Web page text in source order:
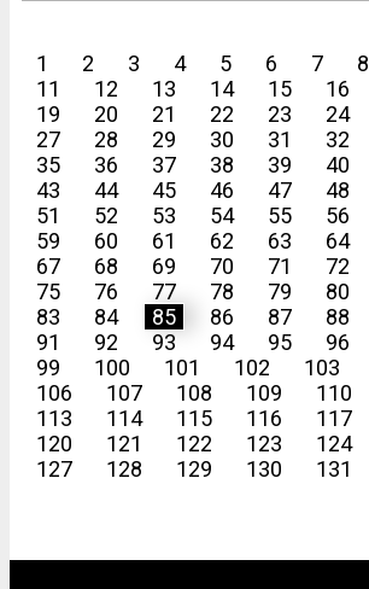
1 2 3 4 5 6 7 8
11
12 13 14 15 16
19
20 21 22 23 24
27
28 29 30 31 32
35
36 37 38 39 40
43
44 45 46 47 48
51
52 53 54 55 56
59
60 61 62 63 64
67
68 69 70 71 72
75
76 77 78 79 80
83
84 85 86 87 88
91
92 93 94 95 96
99
100 101 102 103
106
107 108 109 110
113
114 115 116 117
120
121 122 123 124
127
128 129 130 131